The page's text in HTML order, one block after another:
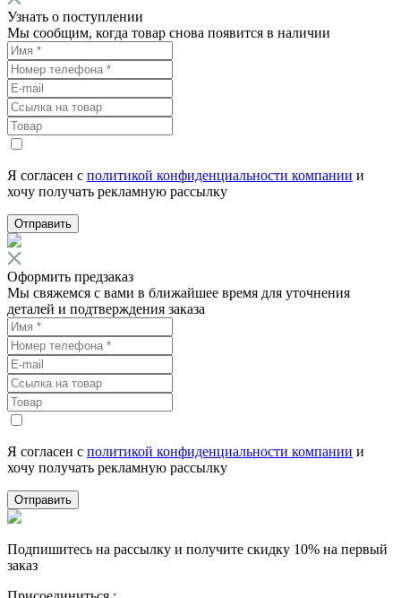
Узнать о поступлении
Мы сообщим, когда товар снова появится в наличии
Я согласен с политикой конфиденциальности компании и
хочу получать рекламную рассылку
Отправить
Оформить предзаказ
Мы свяжемся с вами в ближайшее время для уточнения
деталей и подтверждения заказа
Я согласен с политикой конфиденциальности компании и
хочу получать рекламную рассылку
Отправить
Подпишитесь на рассылку и получите скидку 10% на первый
заказ